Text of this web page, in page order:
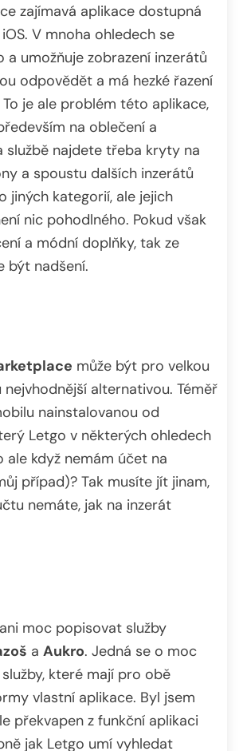
zajímavá aplikace dostupná
V mnoha ohledech se
a umožňuje zobrazení inzerátů
odpovědět a má hezké řazení
je ale problém této aplikace,
na oblečení a
službě najdete třeba kryty na
a spoustu dalších inzerátů
jiných kategorií, ale jejich
nic pohodlného. Pokud však
a módní doplňky, tak ze
být nadšení.
může být pro velkou
nejvhodnější alternativou. Téměř
nainstalovanou od
Letgo v některých ohledech
ale když nemám účet na
případ)? Tak musíte jít jinam,
nemáte, jak na inzerát
moc popisovat služby
a Aukro. Jedná se o moc
které mají pro obě
vlastní aplikace. Byl jsem
překvapen z funkční aplikaci
jak Letgo umí vyhledat